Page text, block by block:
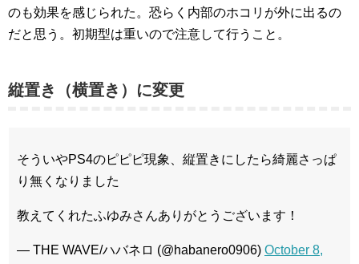
のも効果を感じられた。恐らく内部のホコリが外に出るの
だと思う。初期型は重いので注意して行うこと。
縦置き（横置き）に変更
そういやPS4のピピピ現象、縦置きにしたら綺麗さっぱ
り無くなりました
教えてくれたふゆみさんありがとうございます！
— THE WAVE/ハバネロ (@habanero0906) October 8,